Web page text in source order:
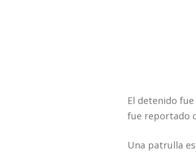
El detenido
fue reportado
Una patrulla